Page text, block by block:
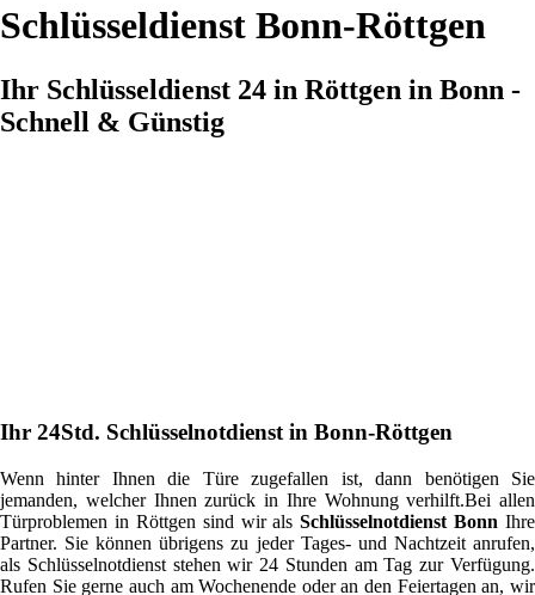
Schlüsseldienst Bonn-Röttgen
Ihr Schlüsseldienst 24 in Röttgen in Bonn -
Schnell & Günstig
Ihr 24Std. Schlüsselnotdienst in Bonn-Röttgen
Wenn hinter Ihnen die Türe zugefallen ist, dann benötigen Sie
jemanden, welcher Ihnen zurück in Ihre Wohnung verhilft.Bei allen
Türproblemen in Röttgen sind wir alsSchlüsselnotdienst Bonn Ihre
Partner. Sie können übrigens zu jeder Tages- und Nachtzeit anrufen,
als Schlüsselnotdienst stehen wir 24 Stunden am Tag zur Verfügung.
Rufen Sie gerne auch am Wochenende oder an den Feiertagen an, wir